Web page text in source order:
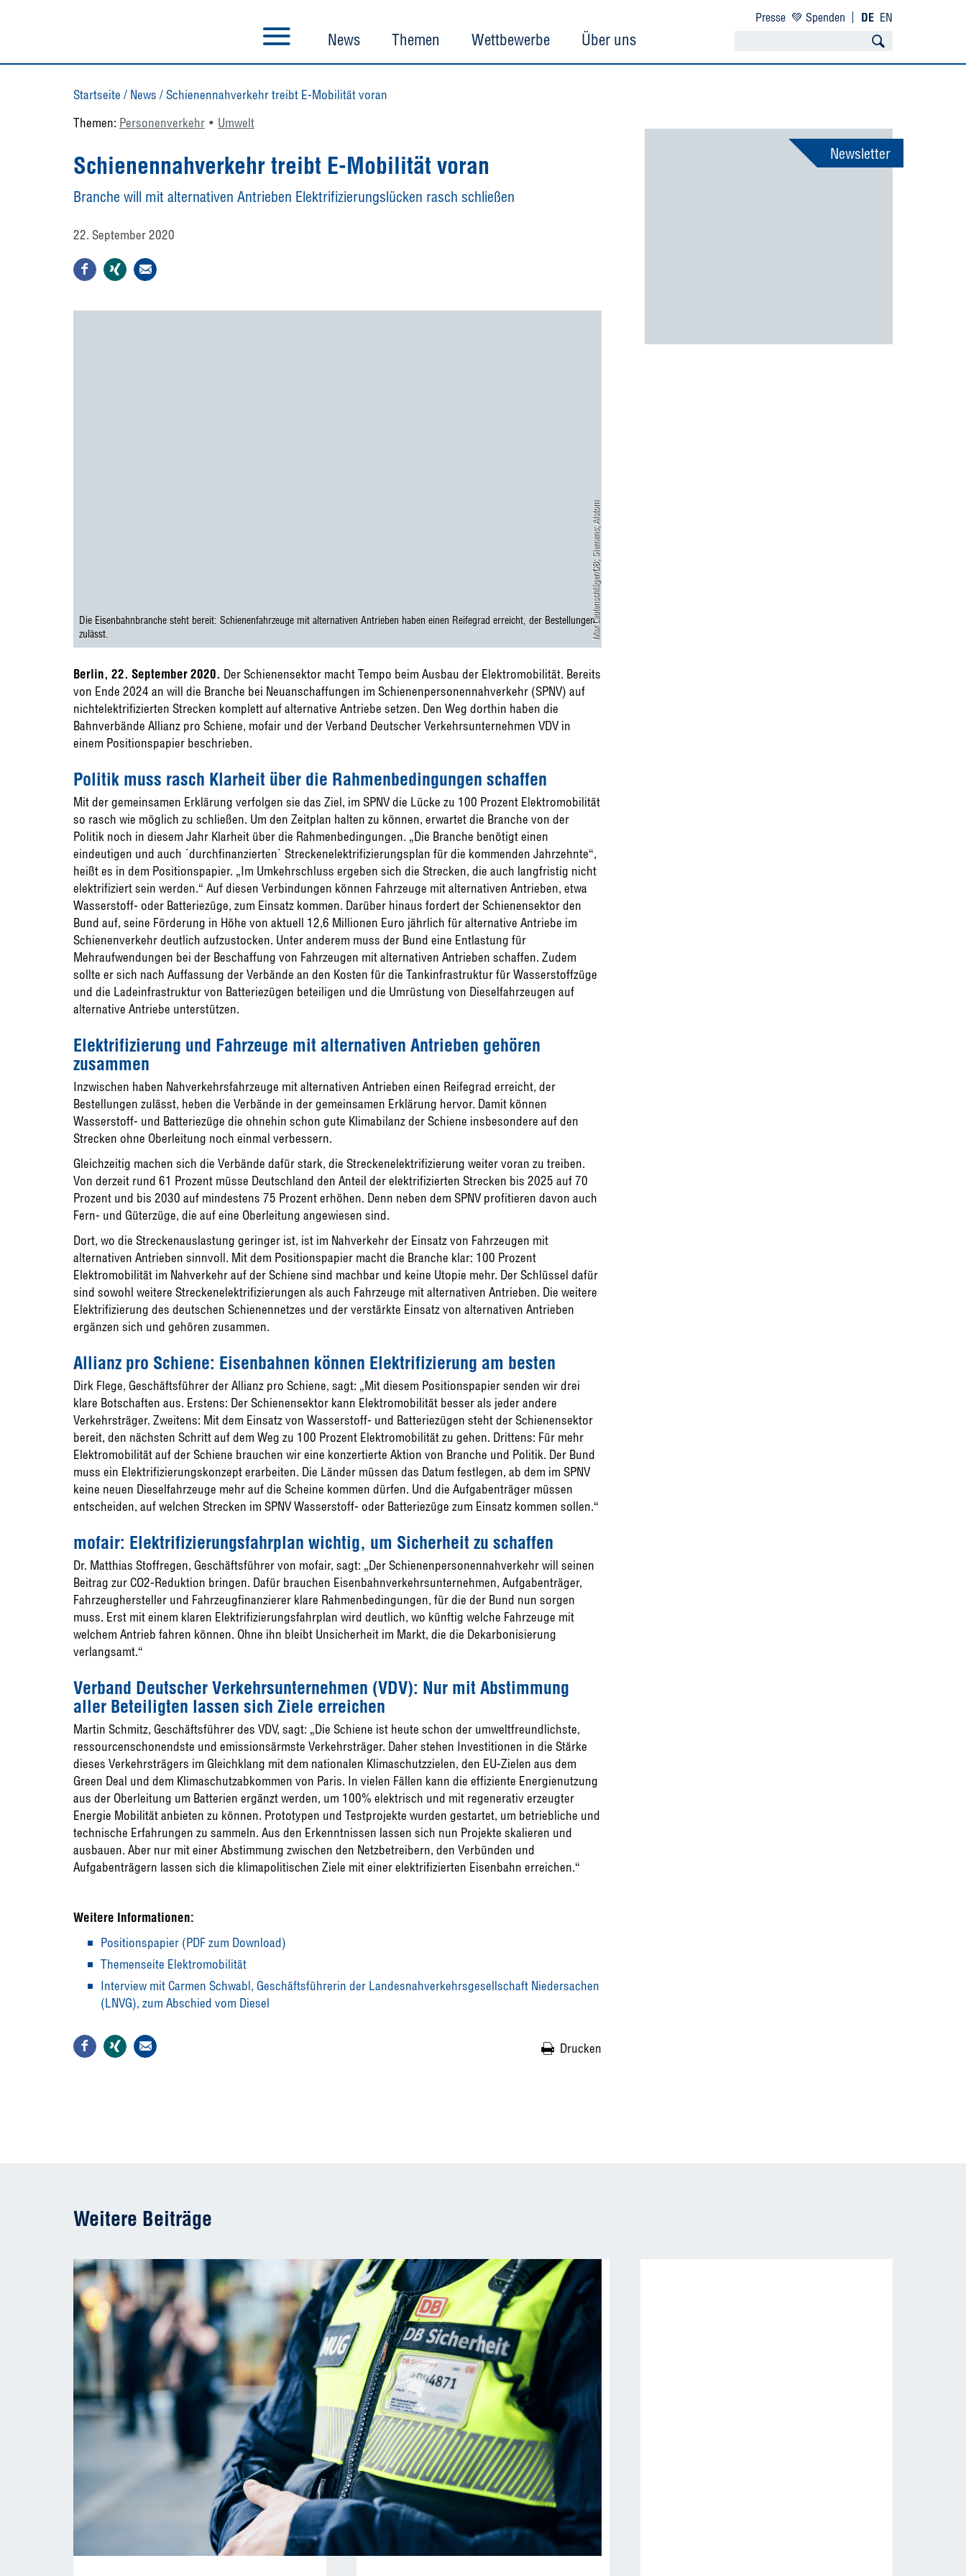
News Themen Wettbewerbe Über uns
Presse 💚 Spenden DE EN
Startseite / News /Schienennahverkehr treibt E-Mobilität voran
Themen: Personenverkehr Umwelt
Schienennahverkehr treibt E-Mobilität voran
Branche will mit alternativen Antrieben Elektrifizierungslücken rasch schließen
22. September 2020
Max Lautenschläger/DB; Siemens; Alstom
Die Eisenbahnbranche steht bereit: Schienenfahrzeuge mit alternativen Antrieben haben einen Reifegrad erreicht, der Bestellungen
zulässt.
Berlin, 22. September 2020. Der Schienensektor macht Tempo beim Ausbau der Elektromobilität. Bereits
von Ende 2024 an will die Branche bei Neuanschaffungen im Schienenpersonennahverkehr (SPNV) auf
nichtelektrifizierten Strecken komplett auf alternative Antriebe setzen. Den Weg dorthin haben die
Bahnverbände Allianz pro Schiene, mofair und der Verband Deutscher Verkehrsunternehmen VDV in
einem Positionspapier beschrieben.
Politik muss rasch Klarheit über die Rahmenbedingungen schaffen
Mit der gemeinsamen Erklärung verfolgen sie das Ziel, im SPNV die Lücke zu 100 Prozent Elektromobilität
so rasch wie möglich zu schließen. Um den Zeitplan halten zu können, erwartet die Branche von der
Politik noch in diesem Jahr Klarheit über die Rahmenbedingungen. „Die Branche benötigt einen
eindeutigen und auch ´durchfinanzierten` Streckenelektrifizierungsplan für die kommenden Jahrzehnte“,
heißt es in dem Positionspapier. „Im Umkehrschluss ergeben sich die Strecken, die auch langfristig nicht
elektrifiziert sein werden.“ Auf diesen Verbindungen können Fahrzeuge mit alternativen Antrieben, etwa
Wasserstoff- oder Batteriezüge, zum Einsatz kommen. Darüber hinaus fordert der Schienensektor den
Bund auf, seine Förderung in Höhe von aktuell 12,6 Millionen Euro jährlich für alternative Antriebe im
Schienenverkehr deutlich aufzustocken. Unter anderem muss der Bund eine Entlastung für
Mehraufwendungen bei der Beschaffung von Fahrzeugen mit alternativen Antrieben schaffen. Zudem
sollte er sich nach Auffassung der Verbände an den Kosten für die Tankinfrastruktur für Wasserstoffzüge
und die Ladeinfrastruktur von Batteriezügen beteiligen und die Umrüstung von Dieselfahrzeugen auf
alternative Antriebe unterstützen.
Elektrifizierung und Fahrzeuge mit alternativen Antrieben gehören
zusammen
Inzwischen haben Nahverkehrsfahrzeuge mit alternativen Antrieben einen Reifegrad erreicht, der
Bestellungen zulässt, heben die Verbände in der gemeinsamen Erklärung hervor. Damit können
Wasserstoff- und Batteriezüge die ohnehin schon gute Klimabilanz der Schiene insbesondere auf den
Strecken ohne Oberleitung noch einmal verbessern.
Gleichzeitig machen sich die Verbände dafür stark, die Streckenelektrifizierung weiter voran zu treiben.
Von derzeit rund 61 Prozent müsse Deutschland den Anteil der elektrifizierten Strecken bis 2025 auf 70
Prozent und bis 2030 auf mindestens 75 Prozent erhöhen. Denn neben dem SPNV profitieren davon auch
Fern- und Güterzüge, die auf eine Oberleitung angewiesen sind.
Dort, wo die Streckenauslastung geringer ist, ist im Nahverkehr der Einsatz von Fahrzeugen mit
alternativen Antrieben sinnvoll. Mit dem Positionspapier macht die Branche klar: 100 Prozent
Elektromobilität im Nahverkehr auf der Schiene sind machbar und keine Utopie mehr. Der Schlüssel dafür
sind sowohl weitere Streckenelektrifizierungen als auch Fahrzeuge mit alternativen Antrieben. Die weitere
Elektrifizierung des deutschen Schienennetzes und der verstärkte Einsatz von alternativen Antrieben
ergänzen sich und gehören zusammen.
Allianz pro Schiene: Eisenbahnen können Elektrifizierung am besten
Dirk Flege, Geschäftsführer der Allianz pro Schiene, sagt: „Mit diesem Positionspapier senden wir drei
klare Botschaften aus. Erstens: Der Schienensektor kann Elektromobilität besser als jeder andere
Verkehrsträger. Zweitens: Mit dem Einsatz von Wasserstoff- und Batteriezügen steht der Schienensektor
bereit, den nächsten Schritt auf dem Weg zu 100 Prozent Elektromobilität zu gehen. Drittens: Für mehr
Elektromobilität auf der Schiene brauchen wir eine konzertierte Aktion von Branche und Politik. Der Bund
muss ein Elektrifizierungskonzept erarbeiten. Die Länder müssen das Datum festlegen, ab dem im SPNV
keine neuen Dieselfahrzeuge mehr auf die Scheine kommen dürfen. Und die Aufgabenträger müssen
entscheiden, auf welchen Strecken im SPNV Wasserstoff- oder Batteriezüge zum Einsatz kommen sollen.“
mofair: Elektrifizierungsfahrplan wichtig, um Sicherheit zu schaffen
Dr. Matthias Stoffregen, Geschäftsführer von mofair, sagt: „Der Schienenpersonennahverkehr will seinen
Beitrag zur CO2-Reduktion bringen. Dafür brauchen Eisenbahnverkehrsunternehmen, Aufgabenträger,
Fahrzeughersteller und Fahrzeugfinanzierer klare Rahmenbedingungen, für die der Bund nun sorgen
muss. Erst mit einem klaren Elektrifizierungsfahrplan wird deutlich, wo künftig welche Fahrzeuge mit
welchem Antrieb fahren können. Ohne ihn bleibt Unsicherheit im Markt, die die Dekarbonisierung
verlangsamt.“
Verband Deutscher Verkehrsunternehmen (VDV): Nur mit Abstimmung
aller Beteiligten lassen sich Ziele erreichen
Martin Schmitz, Geschäftsführer des VDV, sagt: „Die Schiene ist heute schon der umweltfreundlichste,
ressourcenschonendste und emissionsärmste Verkehrsträger. Daher stehen Investitionen in die Stärke
dieses Verkehrsträgers im Gleichklang mit dem nationalen Klimaschutzzielen, den EU-Zielen aus dem
Green Deal und dem Klimaschutzabkommen von Paris. In vielen Fällen kann die effiziente Energienutzung
aus der Oberleitung um Batterien ergänzt werden, um 100% elektrisch und mit regenerativ erzeugter
Energie Mobilität anbieten zu können. Prototypen und Testprojekte wurden gestartet, um betriebliche und
technische Erfahrungen zu sammeln. Aus den Erkenntnissen lassen sich nun Projekte skalieren und
ausbauen. Aber nur mit einer Abstimmung zwischen den Netzbetreibern, den Verbünden und
Aufgabenträgern lassen sich die klimapolitischen Ziele mit einer elektrifizierten Eisenbahn erreichen.“
Weitere Informationen:
Positionspapier (PDF zum Download)
Themenseite Elektromobilität
Interview mit Carmen Schwabl, Geschäftsführerin der Landesnahverkehrsgesellschaft Niedersachen
(LNVG), zum Abschied vom Diesel
Drucken
Newsletter
Weitere Beiträge